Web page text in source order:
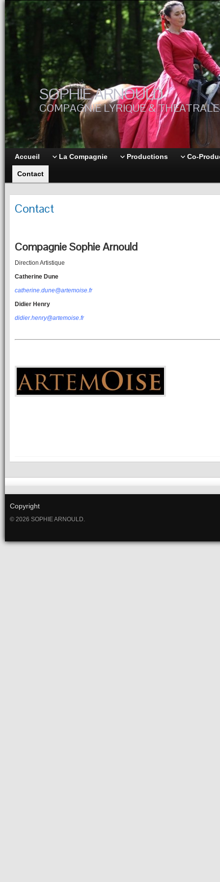
SOPHIE ARNOULD
COMPAGNIE LYRIQUE & THEATRALE
Accueil La Compagnie Productions Co-
Contact
Contact
Compagnie Sophie Arnould
Direction Artistique
Catherine Dune
catherine.dune@artemoise.fr
Didier Henry
didier.henry@artemoise.fr
Copyright
© 2026 SOPHIE ARNOULD.